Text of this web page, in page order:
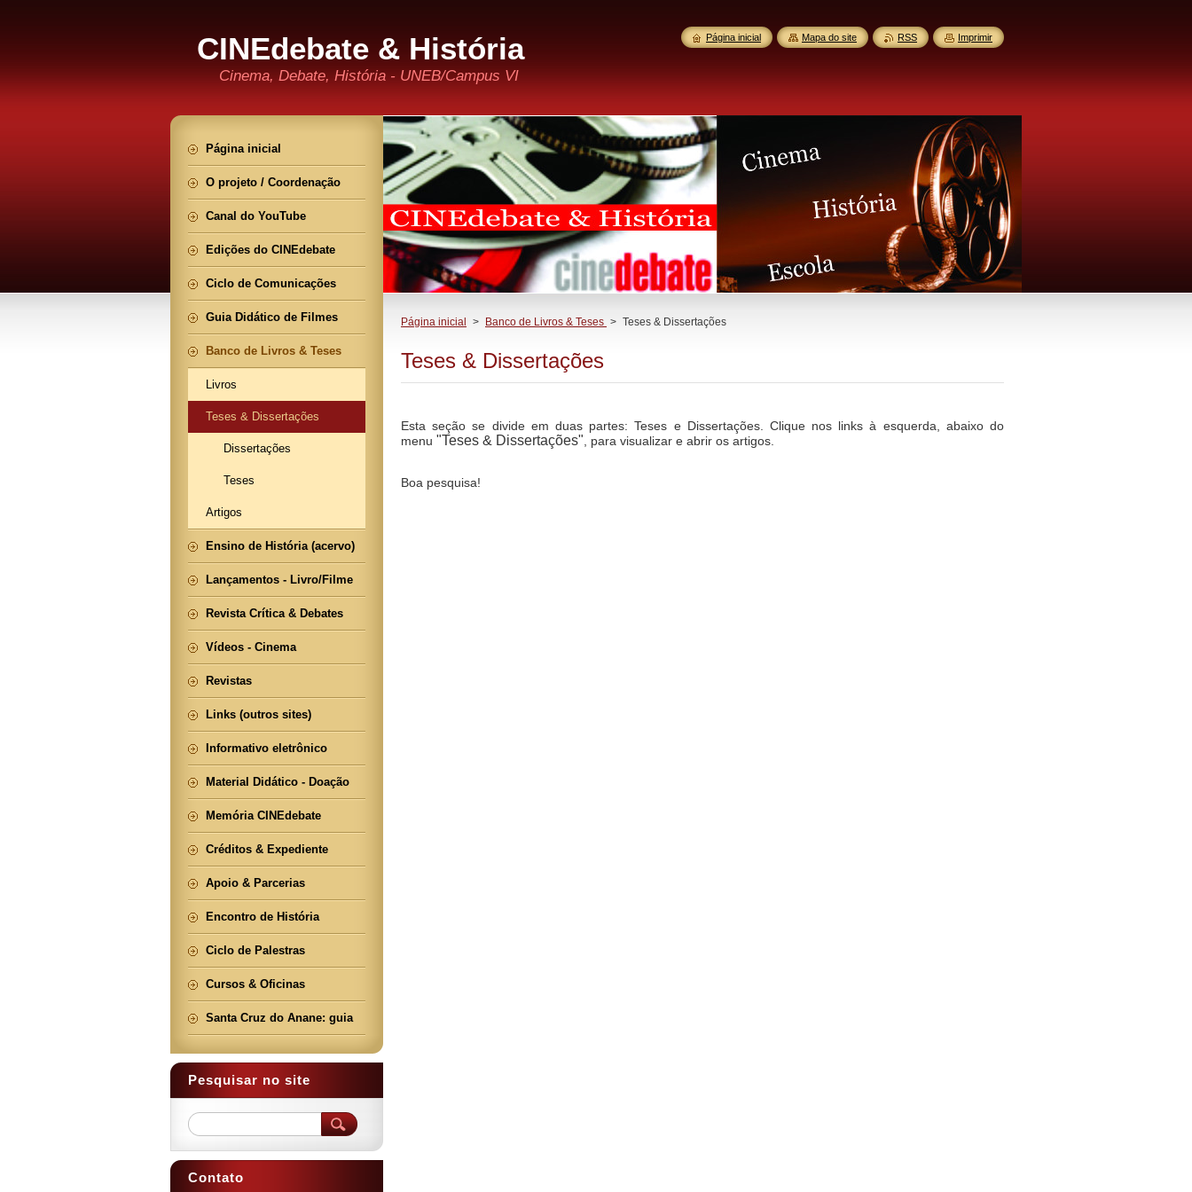
CINEdebate & História
Cinema, Debate, História - UNEB/Campus VI
Página inicial > Banco de Livros & Teses > Teses & Dissertações
Teses & Dissertações
Esta seção se divide em duas partes: Teses e Dissertações. Clique nos links à esquerda, abaixo do
menu "Teses & Dissertações" , para visualizar e abrir os artigos.
Boa pesquisa!
Página inicial
O projeto / Coordenação
Canal do YouTube
Edições do CINEdebate
Ciclo de Comunicações
Guia Didático de Filmes
Banco de Livros & Teses
Livros
Teses & Dissertações
Dissertações
Teses
Artigos
Ensino de História (acervo)
Lançamentos - Livro/Filme
Revista Crítica & Debates
Vídeos - Cinema
Revistas
Links (outros sites)
Informativo eletrônico
Material Didático - Doação
Memória CINEdebate
Créditos & Expediente
Apoio & Parcerias
Encontro de História
Ciclo de Palestras
Cursos & Oficinas
Santa Cruz do Anane: guia
Pesquisar no site
Contato
Página inicial Mapa do site RSS Imprimir